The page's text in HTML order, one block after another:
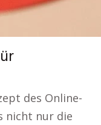
des Online-
nicht nur die